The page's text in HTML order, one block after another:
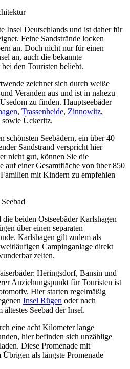
Insel Deutschlands und ist daher für
Feine Sandstrände locken
an. Doch nicht nur für einen
an, auch die bekannte
den Touristen beliebt.
zeichnet sich durch weiße
Veranden aus und ist in nahezu
zu finden. Hauptseebäder
, Trassenheide, Zinnowitz,
Ückeritz.
schönsten Seebädern, ein über 40
Sandstrand verspricht hier
nicht gut, können Sie die
auf einer Gesamtfläche von über 850
mit Kindern zu empfehlen
beiden Ostseebäder Karlshagen
über einen separaten
Karlshagen gilt zudem als
Campinganlage direkt
zelten.
Heringsdorf, Bansin und
Anziehungspunkt für Touristen ist
Hier starten regelmäßig
Insel Rügen oder nach
Seebad der Insel.
eine acht Kilometer lange
hier befinden sich unzählige
Diese Promenade mit
als längste Promenade